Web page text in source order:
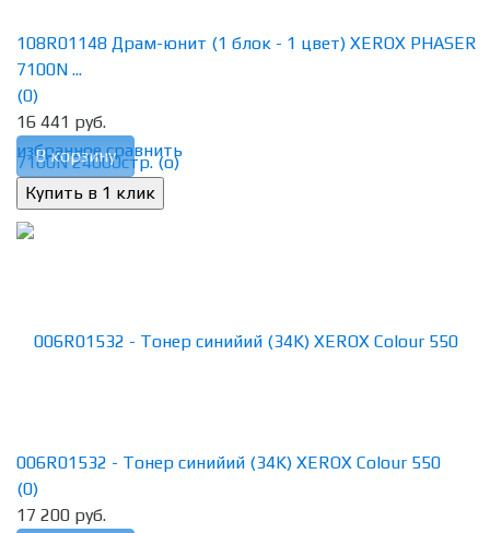
избранное сравнить
108R01148 Драм-юнит (1 блок - 1 цвет) XEROX PHASER
7100N ...
(0)
16 441 руб.
В корзину
006R01532 - Тонер синийий (34K) XEROX Colour 550
(0)
17 200 руб.